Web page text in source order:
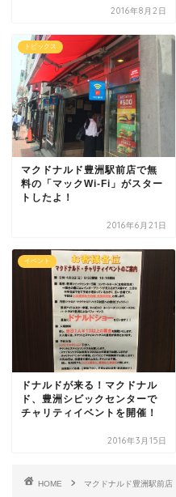
2016年8月2日
トピックス
マクドナルド豊洲駅前店で無
料の「マックWi-Fi」がスター
トしたよ！
2016年6月21日
イベント
ドナルドが来る！マクドナル
ド、豊洲シビックセンターで
チャリティイベントを開催！
2016年3月15日
HOME マクドナルド豊洲駅前店